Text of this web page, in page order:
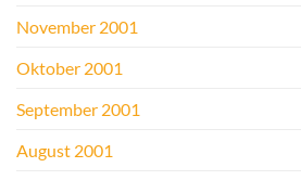
November 2001
Oktober 2001
September 2001
August 2001